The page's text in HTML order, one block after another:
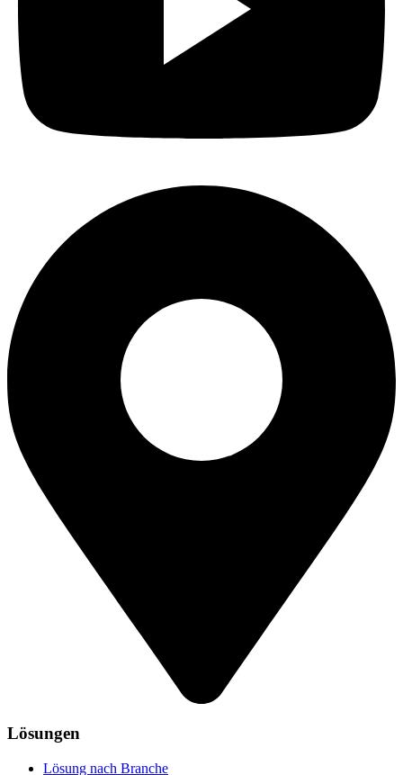
Lösungen
Lösung nach Branche